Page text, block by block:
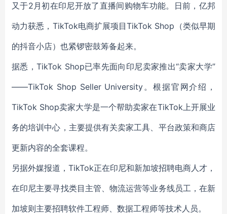
又于2月初在印尼开放了直播间购物车功能。日前，亿邦
动力获悉，TikTok电商扩展项目TikTok Shop（类似早期
的抖音小店）也紧锣密鼓筹备起来。
据悉，TikTok Shop已率先面向印尼卖家推出“卖家大学”
——TikTok Shop Seller University。根据官网介绍，
TikTok Shop卖家大学是一个帮助卖家在TikTok上开展业
务的培训中心，主要提供有关卖家工具、平台政策和商店
更新内容的全套课程。
另据外媒报道，TikTok正在印尼和新加坡招聘电商人才，
在印尼主要寻找类目主管、物流运营等业务线员工，在新
加坡则主要招聘软件工程师、数据工程师等技术人员。